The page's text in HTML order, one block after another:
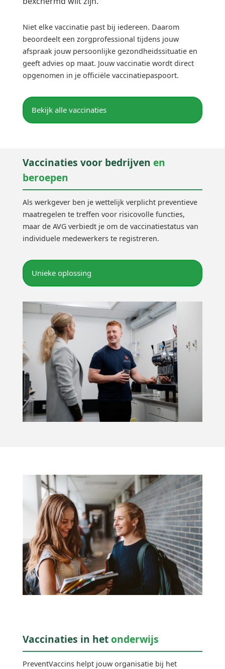
Niet elke vaccinatie past bij iedereen. Daarom
beoordeelt een zorgprofessional tijdens jouw
afspraak jouw persoonlijke gezondheidssituatie en
geeft advies op maat. Jouw vaccinatie wordt direct
opgenomen in je officiële vaccinatiepaspoort.
Bekijk alle vaccinaties
Vaccinaties voor bedrijven en
beroepen
Als werkgever ben je wettelijk verplicht preventieve
maatregelen te treffen voor risicovolle functies,
maar de AVG verbiedt je om de vaccinatiestatus van
individuele medewerkers te registreren.
Unieke oplossing
Vaccinaties in hetonderwijs
PreventVaccins helpt jouw organisatie bij het